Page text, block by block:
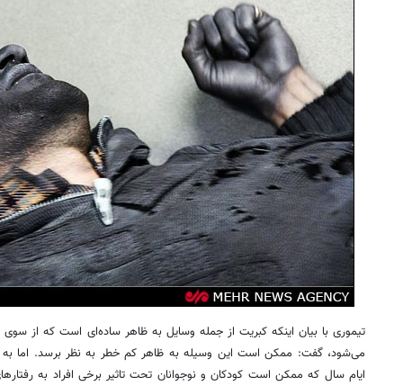
تیموری با بیان اینکه کبریت از جمله وسایل به ظاهر ساده‌ای است که از سوی
می‌شود، گفت: ممکن است این وسیله به ظاهر کم خطر به نظر برسد. اما به
ایام سال که ممکن است کودکان و نوجوانان تحت تاثیر برخی افراد به